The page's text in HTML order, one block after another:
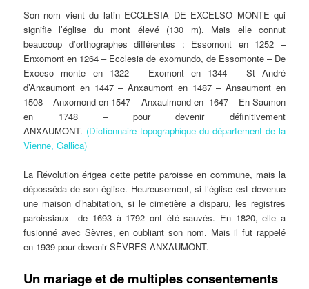
Son nom vient du latin ECCLESIA DE EXCELSO MONTE qui
signifie l’église du mont élevé (130 m). Mais elle connut
beaucoup d’orthographes différentes : Essomont en 1252 –
Enxomont en 1264 – Ecclesia de exomundo, de Essomonte – De
Exceso monte en 1322 – Exomont en 1344 – St André
d’Anxaumont en 1447 – Anxaumont en 1487 – Ansaumont en
1508 – Anxomond en 1547 – Anxaulmond en 1647 – En Saumon
en 1748 – pour devenir définitivement
ANXAUMONT. (Dictionnaire topographique du département de la
Vienne, Gallica)
La Révolution érigea cette petite paroisse en commune, mais la
déposséda de son église. Heureusement, si l’église est devenue
une maison d’habitation, si le cimetière a disparu, les registres
paroissiaux de 1693 à 1792 ont été sauvés. En 1820, elle a
fusionné avec Sèvres, en oubliant son nom. Mais il fut rappelé
en 1939 pour devenir SÈVRES-ANXAUMONT.
Un mariage et de multiples consentements